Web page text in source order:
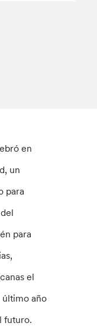
en
un
para
para
el
año
futuro.